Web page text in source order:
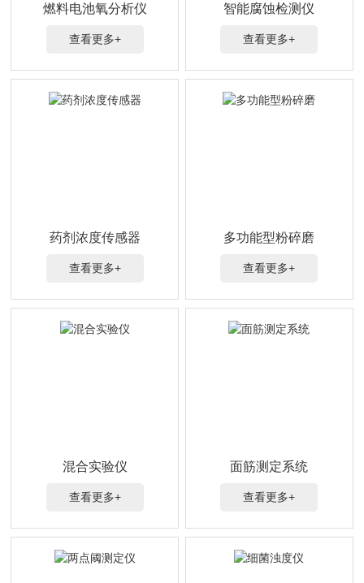
燃料电池氧分析仪
查看更多+
智能腐蚀检测仪
查看更多+
药剂浓度传感器
查看更多+
多功能型粉碎磨
查看更多+
混合实验仪
查看更多+
面筋测定系统
查看更多+